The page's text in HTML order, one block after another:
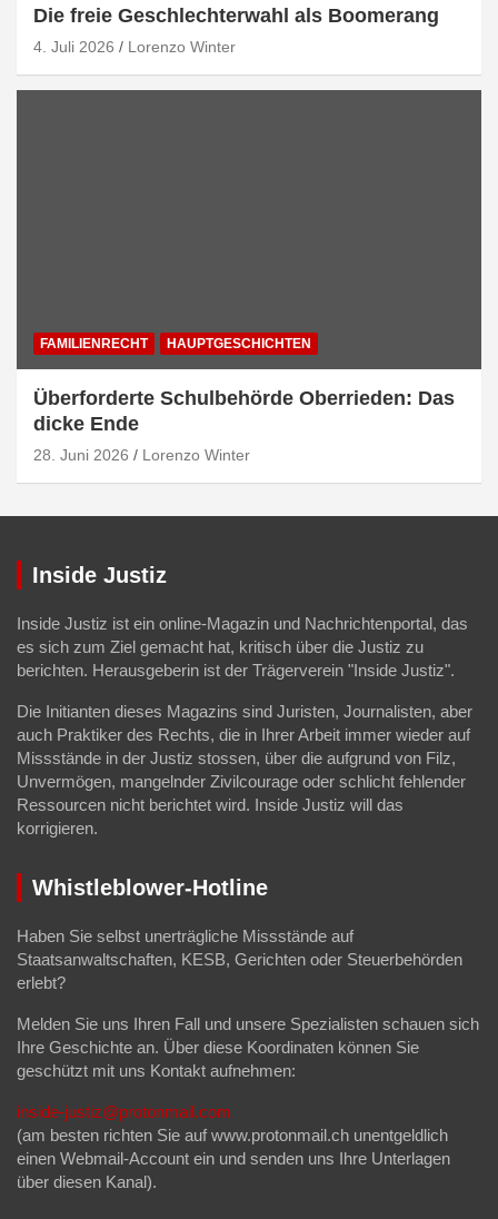
Die freie Geschlechterwahl als Boomerang
4. Juli 2026 Lorenzo Winter
FAMILIENRECHT HAUPTGESCHICHTEN
Überforderte Schulbehörde Oberrieden: Das
dicke Ende
28. Juni 2026 Lorenzo Winter
Inside Justiz
Inside Justiz ist ein online-Magazin und Nachrichtenportal, das
es sich zum Ziel gemacht hat, kritisch über die Justiz zu
berichten. Herausgeberin ist der Trägerverein "Inside Justiz".
Die Initianten dieses Magazins sind Juristen, Journalisten, aber
auch Praktiker des Rechts, die in Ihrer Arbeit immer wieder auf
Missstände in der Justiz stossen, über die aufgrund von Filz,
Unvermögen, mangelnder Zivilcourage oder schlicht fehlender
Ressourcen nicht berichtet wird. Inside Justiz will das
korrigieren.
Whistleblower-Hotline
Haben Sie selbst unerträgliche Missstände auf
Staatsanwaltschaften, KESB, Gerichten oder Steuerbehörden
erlebt?
Melden Sie uns Ihren Fall und unsere Spezialisten schauen sich
Ihre Geschichte an. Über diese Koordinaten können Sie
geschützt mit uns Kontakt aufnehmen:
inside-justiz@protonmail.com
(am besten richten Sie auf www.protonmail.ch unentgeldlich
einen Webmail-Account ein und senden uns Ihre Unterlagen
über diesen Kanal).